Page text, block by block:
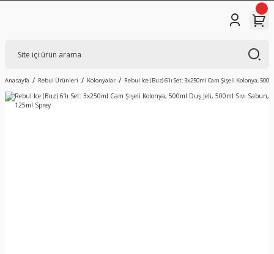
Anasayfa Rebul Ürünleri Kolonyalar Rebul Ice (Buz) 6’lı Set: 3x250ml Cam Şişeli Kolonya,